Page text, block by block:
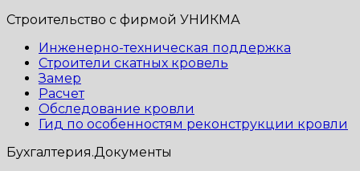
Строительство с фирмой УНИКМА
Инженерно-техническая поддержка
Строители скатных кровель
Замер
Расчет
Обследование кровли
Гид по особенностям реконструкции кровли
Бухгалтерия.Документы